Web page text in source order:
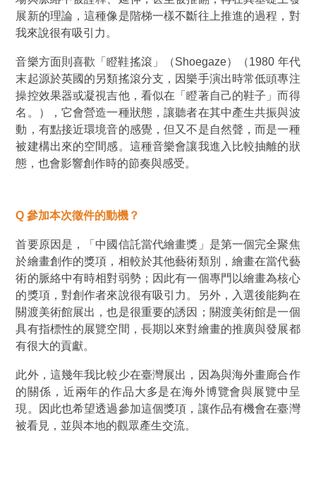
展新的理論，這種像是階梯一樣不斷往上推進的過程，對
我來說很有吸引力。
音樂方面則喜歡 「瞪鞋搖滾」 （Shoegaze）（1980 年代
末起源於英國的另類搖滾分支，因樂手演出時常低頭專注
操控效果器或凝視吉他，看似在「瞪著自己的鞋子」而得
名。
），它會營造一種狀態，讓聽者在其中產生共振與波
動，有點接近環境音的感覺，但又不是自然聲，而是一種
被建構出來的空間感。這種音樂會讓我進入比較抽離的狀
態，也會影響創作時的節奏與感受。
Q參加本次徵件的動機？
首要原因是，「中國信託當代繪畫獎」是第一個完全聚焦
於繪畫創作的獎項，相較於其他藝術類別，繪畫在當代藝
術的脈絡中有時相對弱勢；因此有一個專門以繪畫為核心
的獎項，對創作者來說很有吸引力。另外，入選後能夠在
關渡美術館展出，也是很重要的誘因；關渡美術館是一個
具有指標性的展覽空間，長期以來對繪畫的推廣與發展都
有很大的貢獻。
此外，這幾年我比較少在臺灣展出，因為與海外畫廊合作
的關係，近兩年的作品大多是在海外博覽會與展覽中呈
現。因此也希望透過參加這個獎項，讓作品有機會在臺灣
被看見，並與本地的觀眾產生交流。